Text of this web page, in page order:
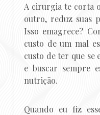
A cirurgia te corta
outro, reduz suas
Isso emagrece?
custo de um mal
custo de ter que se
e buscar sempre
nutrição.
Quando eu fiz